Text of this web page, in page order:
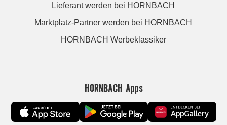
Lieferant werden bei HORNBACH
Marktplatz-Partner werden bei HORNBACH
HORNBACH Werbeklassiker
HORNBACH Apps